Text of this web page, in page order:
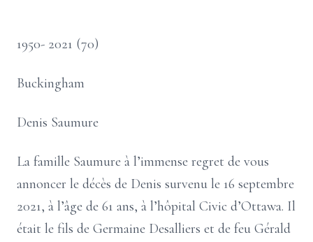
1950- 2021 (70)
Buckingham
Denis Saumure
La famille Saumure à l’immense regret de vous
annoncer le décès de Denis survenu le 16 septembre
2021, à l’âge de 61 ans, à l’hôpital Civic d’Ottawa. Il
était le fils de Germaine Desalliers et de feu Gérald